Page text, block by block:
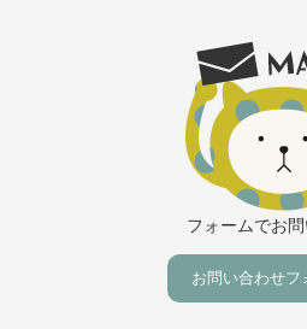
フォームでお
お問い合わせフ